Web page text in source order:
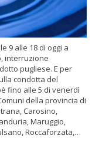
9 alle 18 di oggi a
interruzione
pugliese. E per
condotta del
fino alle 5 di venerdì
della provincia di
Carosino,
Maruggio,
Roccaforzata,…